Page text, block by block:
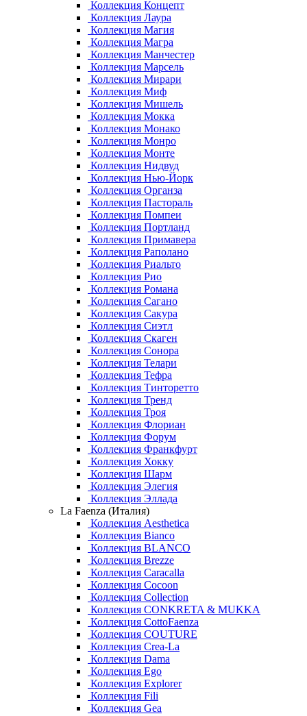
Коллекция Концепт
Коллекция Лаура
Коллекция Магия
Коллекция Магра
Коллекция Манчестер
Коллекция Марсель
Коллекция Мирари
Коллекция Миф
Коллекция Мишель
Коллекция Мокка
Коллекция Монако
Коллекция Монро
Коллекция Монте
Коллекция Нидвуд
Коллекция Нью-Йорк
Коллекция Органза
Коллекция Пастораль
Коллекция Помпеи
Коллекция Портланд
Коллекция Примавера
Коллекция Раполано
Коллекция Риальто
Коллекция Рио
Коллекция Романа
Коллекция Сагано
Коллекция Сакура
Коллекция Сиэтл
Коллекция Скаген
Коллекция Сонора
Коллекция Телари
Коллекция Тефра
Коллекция Тинторетто
Коллекция Тренд
Коллекция Троя
Коллекция Флориан
Коллекция Форум
Коллекция Франкфурт
Коллекция Хокку
Коллекция Шарм
Коллекция Элегия
Коллекция Эллада
La Faenza (Италия)
Коллекция Aesthetica
Коллекция Bianco
Коллекция BLANCO
Коллекция Brezze
Коллекция Caracalla
Коллекция Cocoon
Коллекция Collection
Коллекция CONKRETA & MUKKA
Коллекция CottoFaenza
Коллекция COUTURE
Коллекция Crea-La
Коллекция Dama
Коллекция Ego
Коллекция Explorer
Коллекция Fili
Коллекция Gea